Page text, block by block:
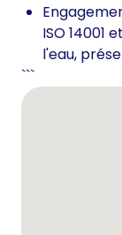
ISO 14001
l'eau,
```